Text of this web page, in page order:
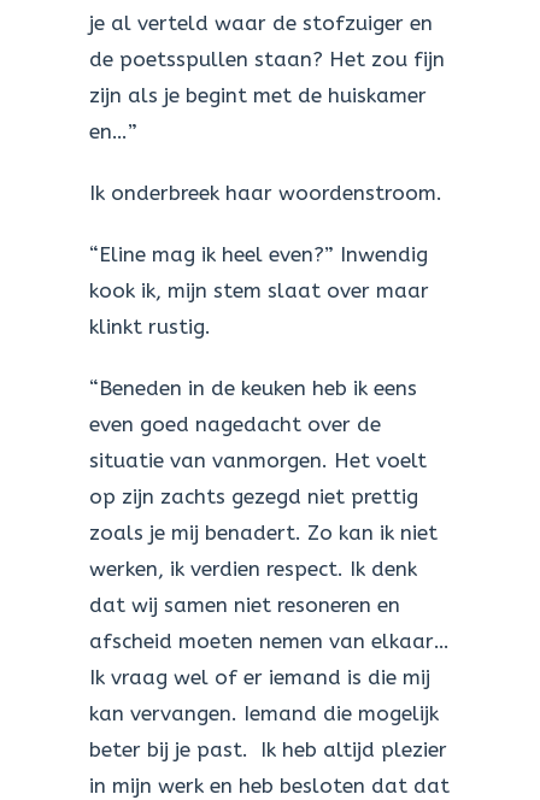
je al verteld waar de stofzuiger en
de poetsspullen staan? Het zou fijn
zijn als je begint met de huiskamer
en…”
Ik onderbreek haar woordenstroom.
“Eline mag ik heel even?” Inwendig
kook ik, mijn stem slaat over maar
klinkt rustig.
“Beneden in de keuken heb ik eens
even goed nagedacht over de
situatie van vanmorgen. Het voelt
op zijn zachts gezegd niet prettig
zoals je mij benadert. Zo kan ik niet
werken, ik verdien respect. Ik denk
dat wij samen niet resoneren en
afscheid moeten nemen van elkaar…
Ik vraag wel of er iemand is die mij
kan vervangen. Iemand die mogelijk
beter bij je past. Ik heb altijd plezier
in mijn werk en heb besloten dat dat